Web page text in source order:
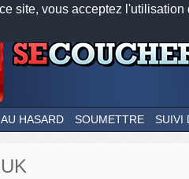
site, vous acceptez
AU HASARD SOUMETTRE SUIVI